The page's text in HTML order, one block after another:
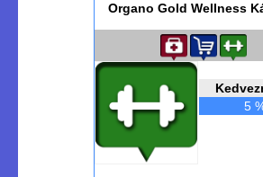
Organo Gold Wellness
5